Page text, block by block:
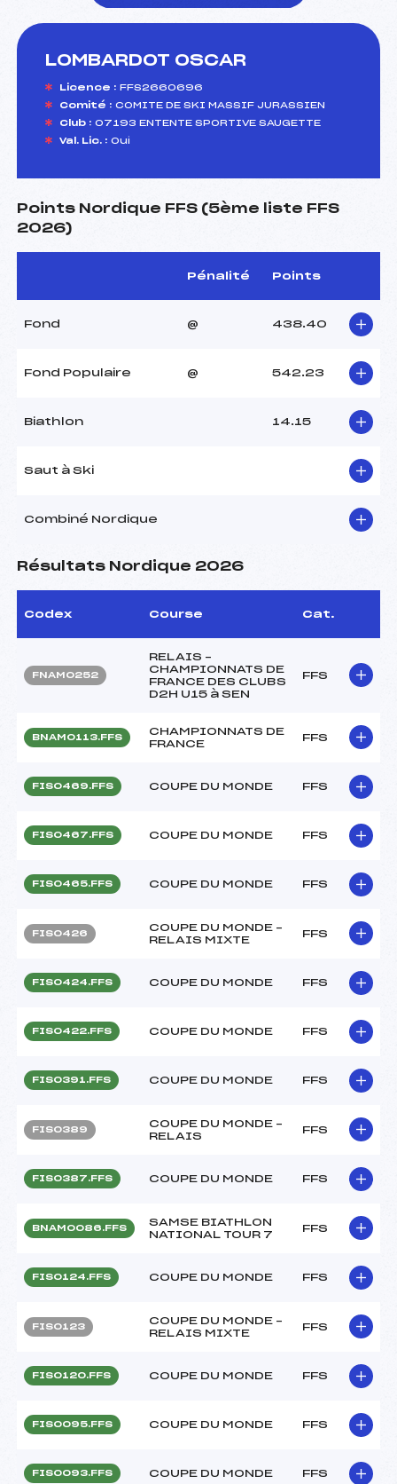
LOMBARDOT OSCAR
Licence : FFS2660696
Comité : COMITE DE SKI MASSIF JURASSIEN
Club : 07193 ENTENTE SPORTIVE SAUGETTE
Val. Lic. : Oui
Points Nordique FFS (5ème liste FFS
2026)
Pénalité Points
Fond @ 438.40
Fond Populaire @ 542.23
Biathlon 14.15
Saut à Ski
Combiné Nordique
Résultats Nordique 2026
Codex Course Cat.
FNAM0252
RELAIS –
CHAMPIONNATS DE
FRANCE DES CLUBS
D2H U15 à SEN
FFS
BNAM0113.FFS
CHAMPIONNATS DE
FRANCE
FFS
FIS0469.FFS COUPE DU MONDE FFS
FIS0467.FFS COUPE DU MONDE FFS
FIS0465.FFS COUPE DU MONDE FFS
FIS0426
COUPE DU MONDE –
RELAIS MIXTE
FFS
FIS0424.FFS COUPE DU MONDE FFS
FIS0422.FFS COUPE DU MONDE FFS
FIS0391.FFS COUPE DU MONDE FFS
FIS0389
COUPE DU MONDE –
RELAIS
FFS
FIS0387.FFS COUPE DU MONDE FFS
BNAM0086.FFS
SAMSE BIATHLON
NATIONAL TOUR 7
FFS
FIS0124.FFS COUPE DU MONDE FFS
FIS0123
COUPE DU MONDE –
RELAIS MIXTE
FFS
FIS0120.FFS COUPE DU MONDE FFS
FIS0095.FFS COUPE DU MONDE FFS
FIS0093.FFS COUPE DU MONDE FFS